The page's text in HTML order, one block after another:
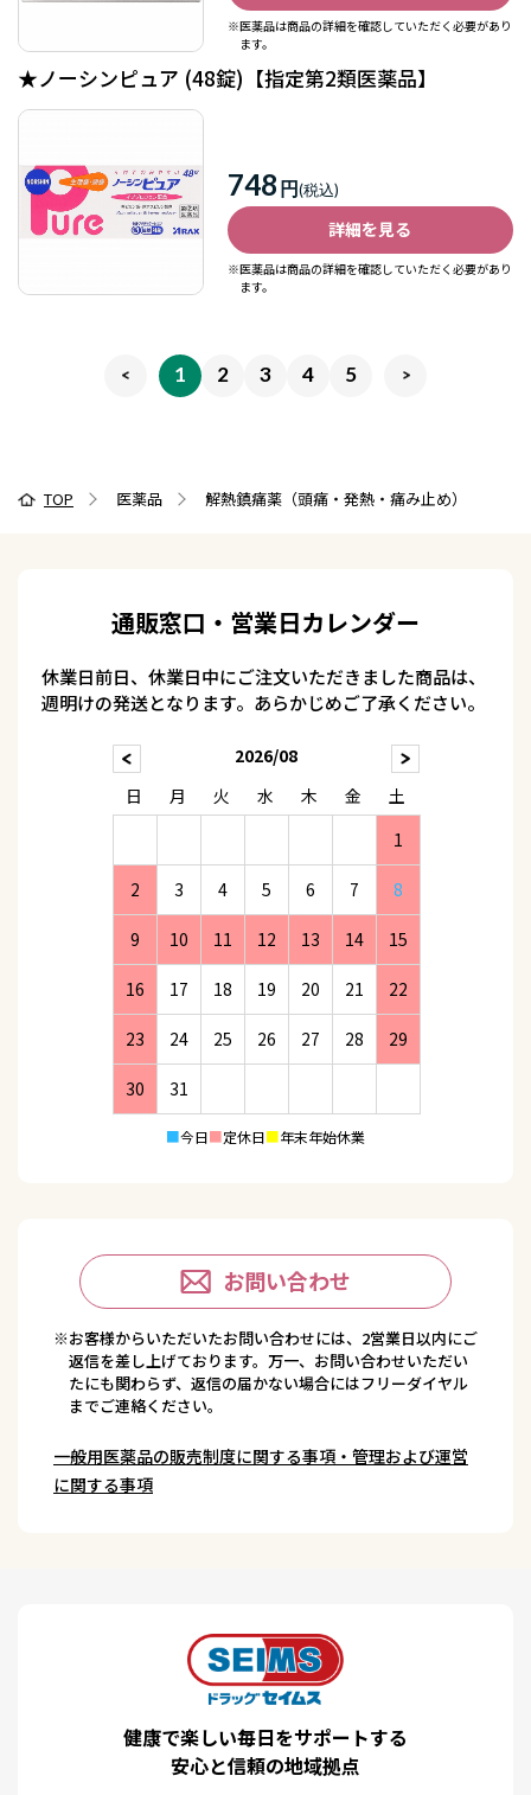
※医薬品は商品の詳細を確認していただく必要があり
ます。
★ノーシンピュア (48錠)【指定第2類医薬品】
748 円
詳細を見る
※医薬品は商品の詳細を確認していただく必要があり
ます。
1 2 3 4 5
TOP 医薬品 解熱鎮痛薬（頭痛・発熱・痛み止め）
通販窓口・営業日カレンダー
休業日前日、休業日中にご注文いただきました商品は、
週明けの発送となります。あらかじめご了承ください。
2026/08
日
月 火 水 木 金
土
1
2 3 4 5 6 7 8
9 10 11 12 13 14 15
16 17 18 19 20 21 22
23 24 25 26 27 28 29
30 31
■今日■定休日■年末年始休業
お問い合わせ
※お客様からいただいたお問い合わせには、2営業日以内にご
返信を差し上げております。万一、お問い合わせいただい
たにも関わらず、返信の届かない場合にはフリーダイヤル
までご連絡ください。
一般用医薬品の販売制度に関する事項・管理および運営
に関する事項
健康で楽しい毎日をサポートする
安心と信頼の地域拠点